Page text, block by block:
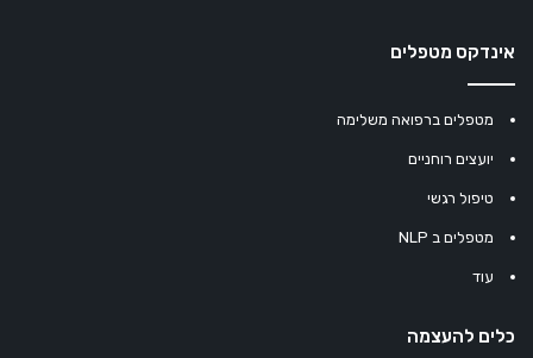
אינדקס מטפלים
מטפלים ברפואה משלימה
יועצים רוחניים
טיפול רגשי
מטפלים ב NLP
עוד
כלים להעצמה